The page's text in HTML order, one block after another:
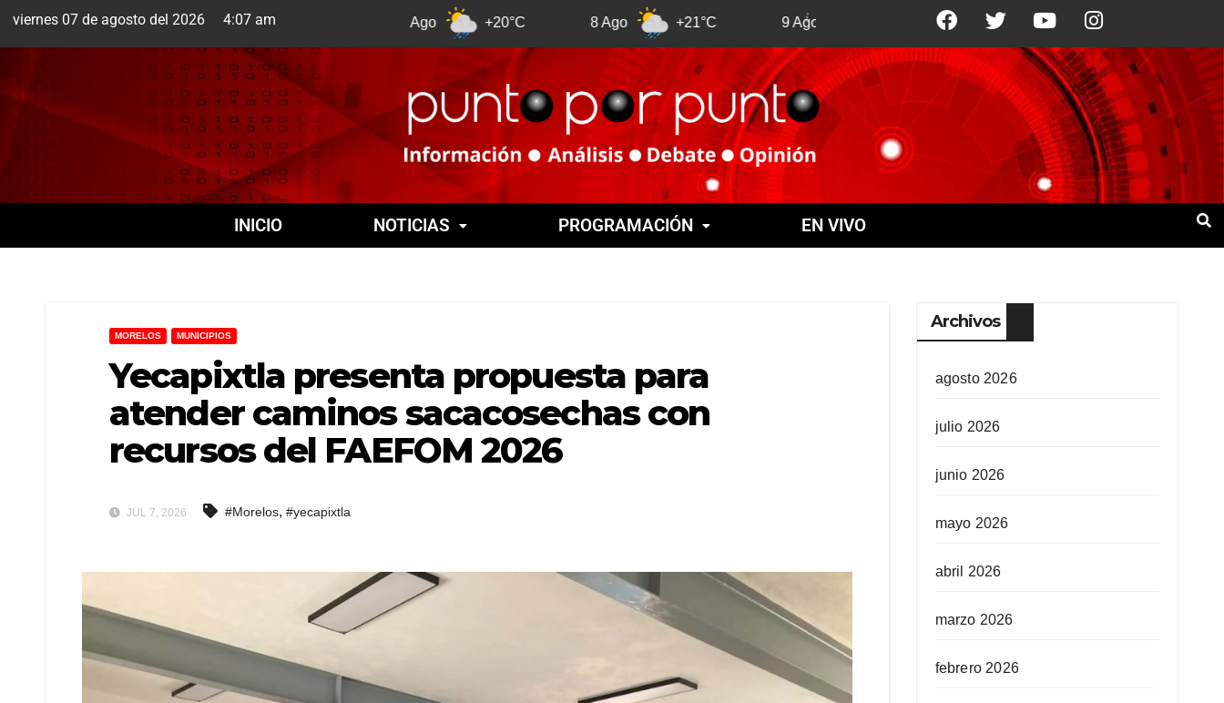
viernes 07 de agosto del 2026 4:07 am
Cuernavaca +20°C 8 Ago +21°C 9 Ago +21°C 10 Ago +21°C 11 Ago
INICIO NOTICIAS PROGRAMACIÓN EN VIVO
MORELOS MUNICIPIOS
Yecapixtla presenta propuesta para
atender caminos sacacosechas con
recursos del FAEFOM 2026
JUL 7, 2026 #Morelos, #yecapixtla
Archivos
agosto 2026
julio 2026
junio 2026
mayo 2026
abril 2026
marzo 2026
febrero 2026